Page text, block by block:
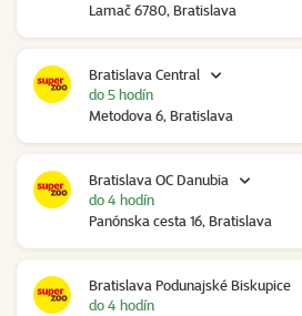
Lamač 6780, Bratislava
Bratislava Central
Metodova 6, Bratislava
do 5 hodín
Bratislava OC Danubia
Panónska cesta 16, Bratislava
do 4 hodín
Bratislava Podunajské Biskupice
do 4 hodín